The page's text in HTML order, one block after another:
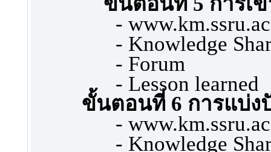
-
- Knowledge
- Forum
- Lesson learned
ขั้นตอนที่ 6 การแบ่
-
- Knowledge